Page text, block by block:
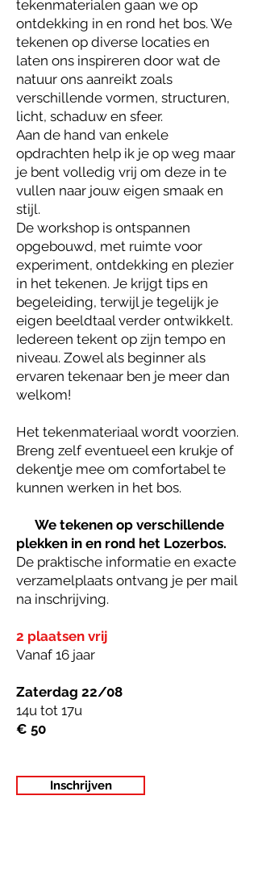
tekenmaterialen gaan we op
ontdekking in en rond het bos. We
tekenen op diverse locaties en
laten ons inspireren door wat de
natuur ons aanreikt zoals
verschillende vormen, structuren,
licht, schaduw en sfeer.
Aan de hand van enkele
opdrachten help ik je op weg maar
je bent volledig vrij om deze in te
vullen naar jouw eigen smaak en
stijl.
De workshop is ontspannen
opgebouwd, met ruimte voor
experiment, ontdekking en plezier
in het tekenen. Je krijgt tips en
begeleiding, terwijl je tegelijk je
eigen beeldtaal verder ontwikkelt.
Iedereen tekent op zijn tempo en
niveau. Zowel als beginner als
ervaren tekenaar ben je meer dan
welkom!
Het tekenmateriaal wordt voorzien.
Breng zelf eventueel een krukje of
dekentje mee om comfortabel te
kunnen werken in het bos.
We tekenen op verschillende
plekken in en rond het Lozerbos.
De praktische informatie en exacte
verzamelplaats ontvang je per mail
na inschrijving.
2 plaatsen vrij
Vanaf 16 jaar​​
Zaterdag 22/08
14u tot 17u
€ 50
Inschrijven